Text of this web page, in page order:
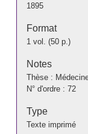
1895
Format
1 vol. (50 p.)
Notes
Thèse :
N° d'ordre : 72
Type
Texte imprimé